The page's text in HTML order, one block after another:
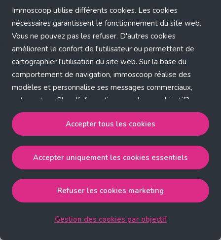
Immoscoop utilise différents cookies. Les cookies
nécessaires garantissent le fonctionnement du site web.
Vous ne pouvez pas les refuser. D'autres cookies
améliorent le confort de l'utilisateur ou permettent de
cartographier l'utilisation du site web. Sur la base du
comportement de navigation, immoscoop réalise des
modèles et personnalise ses messages commerciaux,
entre autres. Plus d'informations sur chaque objectif?
Cliquez sur 'Gestion des cookies par objectif'.
Notre politique de cookies
Accepter tous les cookies
strictement nécessaires, performance, fonctionnalité et
publicité ciblée.
Accepter uniquement les cookies essentielsaccepte
les cookies strictement nécessaires.
Accepter tous les cookies
Accepter uniquement les cookies essentiels
Refuser les cookies marketing
Gestion des cookies par objectif
Application error: a client-side exception has occurred (see the
browser console for more information)